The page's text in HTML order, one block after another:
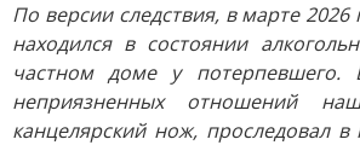
По версии следствия, в марте
находился в состоянии
частном доме у потерпевшего.
неприязненных отношений
канцелярский нож, проследовал в